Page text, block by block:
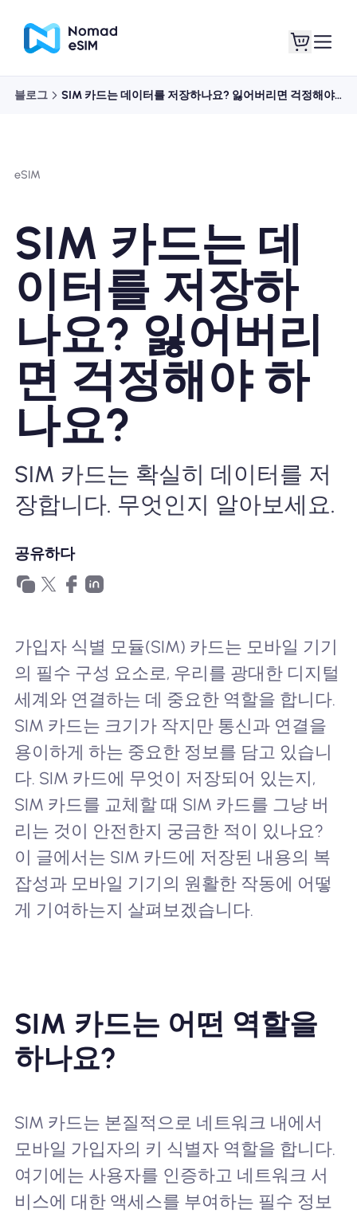
쇼핑 플랜
eSIM 정보
왜 Nomad eSIM?
eSIM 사용법
비즈니스를위한
블로그 SIM 카드는 데이터를 저장하나요? 잃어버리면 걱정해야 하나요?
eSIM
SIM 카드는 데
이터를 저장하
나요? 잃어버리
면 걱정해야 하
나요?
SIM 카드는 확실히 데이터를 저
장합니다. 무엇인지 알아보세요.
공유하다
가입자 식별 모듈(SIM) 카드는 모바일 기기
의 필수 구성 요소로, 우리를 광대한 디지털
세계와 연결하는 데 중요한 역할을 합니다.
SIM 카드는 크기가 작지만 통신과 연결을
용이하게 하는 중요한 정보를 담고 있습니
다. SIM 카드에 무엇이 저장되어 있는지,
SIM 카드를 교체할 때 SIM 카드를 그냥 버
리는 것이 안전한지 궁금한 적이 있나요?
이 글에서는 SIM 카드에 저장된 내용의 복
잡성과 모바일 기기의 원활한 작동에 어떻
게 기여하는지 살펴보겠습니다.
SIM 카드는 어떤 역할을
하나요?
SIM 카드는 본질적으로 네트워크 내에서
모바일 가입자의 키 식별자 역할을 합니다.
여기에는 사용자를 인증하고 네트워크 서
비스에 대한 액세스를 부여하는 필수 정보